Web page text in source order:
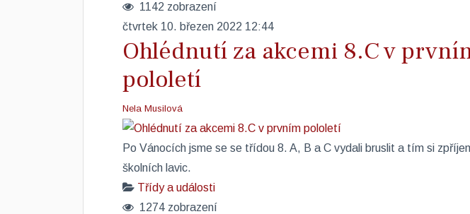
1142 zobrazení
čtvrtek 10. březen 2022 12:44
Ohlédnutí za akcemi 8.C v
pololetí
Nela Musilová
Po Vánocích jsme se se třídou 8. A, B a C vydali bruslit a tím si
školních lavic. ​
Třídy a události
1274 zobrazení